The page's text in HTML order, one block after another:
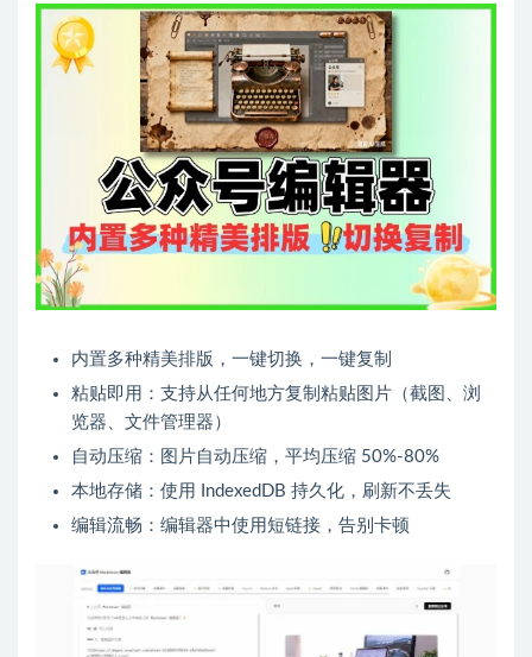
内置多种精美排版，一键切换，一键复制
粘贴即用：支持从任何地方复制粘贴图片（截图、浏
览器、文件管理器）
自动压缩：图片自动压缩，平均压缩 50%-80%
本地存储：使用 IndexedDB 持久化，刷新不丢失
编辑流畅：编辑器中使用短链接，告别卡顿